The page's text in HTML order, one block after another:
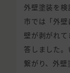
外壁塗装を
市では「外
壁が剥がれ
答しました
繋がり、外